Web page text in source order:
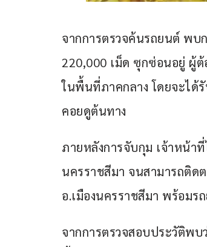
จากการตรวจค้นรถยนต์ พบ
220,000 เม็ด ซุกซ่อนอยู่ ผู้ต้
ในพื้นที่ภาคกลาง โดยจะไ
คอยดูต้นทาง
ภายหลังการจับกุม เจ้าหน้า
นครราชสีมา จนสามารถติด
อ.เมืองนครราชสีมา พร้อมร
จากการตรวจสอบประวัติพ